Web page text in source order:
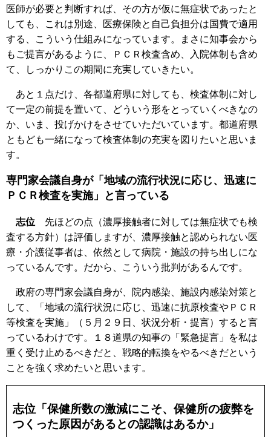
医師が必要と判断すれば、その方が仮に無症状であったと
しても、これは別途、医療保険と自己負担分は国費で適用
する、こういう仕組みになっています。まさに知事会から
もご提言があるように、ＰＣＲ検査含め、入院体制も含め
て、しっかりこの期間に充実していきたい。
あと１点だけ、各都道府県に対しても、検査体制に対し
て一定の前提を置いて、どういう形をとっていくべきなの
か、いま、投げかけをさせていただいています。都道府県
ともども一緒になって検査体制の充実を図りたいと思いま
す。
専門家会議自身が「地域の流行状況に応じ、迅速に
ＰＣＲ検査を実施」と言っている
志位 先ほどの点（濃厚接触者に対しては無症状でも検
査する方針）は評価しますが、濃厚接触と認められない医
療・介護従事者は、依然として病院・施設の持ち出しにな
っているんです。だから、こういう批判があるんです。
政府の専門家会議自身が、院内感染、施設内感染対策と
して、「地域の流行状況に応じ、迅速に抗原検査やＰＣＲ
等検査を実施」（５月２９日、状況分析・提言）すると言
っているわけです。１８道県の知事の「緊急提言」を私は
重く受け止めるべきだと、戦略的転換をやるべきだという
ことを強く求めたいと思います。
志位「保健所数の激減にこそ、保健所の疲弊を
つくった原因があるとの認識はあるか」